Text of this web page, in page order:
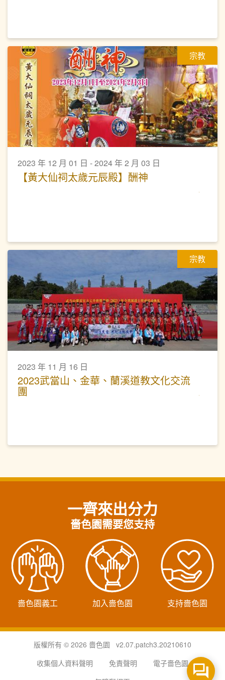
宗教
2023 年 12 月 01 日 - 2024 年 2 月 03 日
【黃大仙祠太歲元辰殿】酬神
宗教
2023 年 11 月 16 日
2023武當山、金華、蘭溪道教文化交流
團
一齊來出分力
嗇色園需要您支持
嗇色園義工 加入嗇色園 支持嗇色園
版權所有 © 2026 嗇色園 v2.07.patch3.20210610
收集個人資料聲明
免責聲明
電子嗇色園